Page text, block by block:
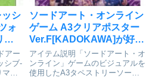
シ
ォ
ー
テ
中
アー
シブ-
マイ
ソードアート・オンライン
ゲーム A3クリアポスター
Ver.F[KADOKAWA]が好評
発売中
アイテム説明「ソードアート・オ
ンライン」ゲームのビジュアルを
使用したA3タペストリーソード